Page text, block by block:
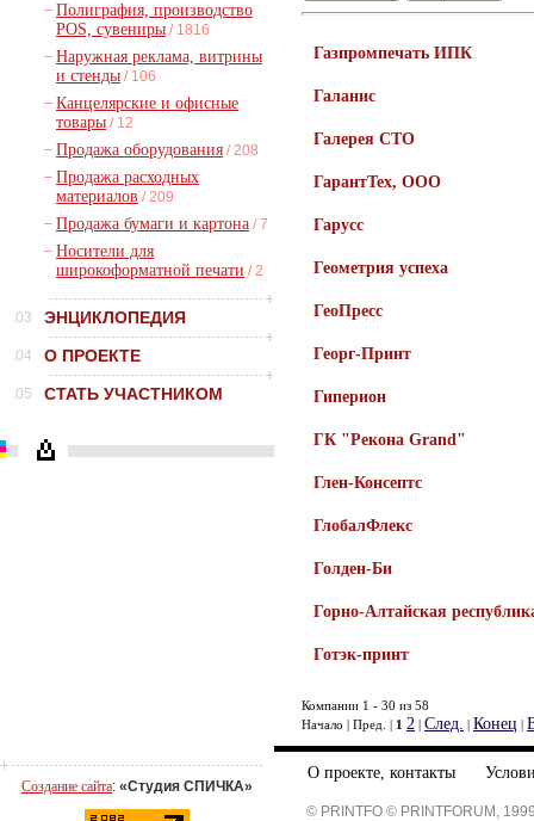
– Полиграфия, производство
POS, сувениры / 1816
– Наружная реклама, витрины
и стенды / 106
– Канцелярские и офисные
товары / 12
– Продажа оборудования / 208
– Продажа расходных
материалов / 209
– Продажа бумаги и картона / 7
– Носители для
широкоформатной печати / 2
.03 ЭНЦИКЛОПЕДИЯ
.04 О ПРОЕКТЕ
.05 СТАТЬ УЧАСТНИКОМ
Создание сайта: «Студия СПИЧКА»
Газпромпечать ИПК
Галанис
Галерея СТО
ГарантТех, ООО
Гарусс
Геометрия успеха
ГеоПресс
Георг-Принт
Гиперион
ГК "Рекона Grand"
Глен-Консептс
ГлобалФлекс
Голден-Би
Горно-Алтайская
Готэк-принт
Компании 1 - 30 из 58
Начало | Пред. | 1 2 | След. | Конец |
О проекте, контакты
© PRINTFO © PRINTFORUM,